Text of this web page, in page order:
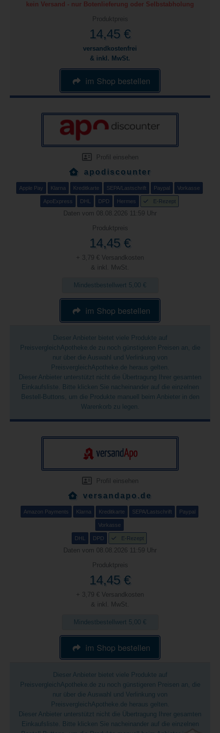
kein Versand - nur Botenlieferung oder Selbstabholung
Produktpreis
14,45 €
versandkostenfrei
& inkl. MwSt.
im Shop bestellen
Profil einsehen
apodiscounter
Apple Pay Klarna Kreditkarte SEPA/Lastschrift Paypal Vorkasse
ApoExpress DHL DPD Hermes E-Rezept
Daten vom 08.08.2026 11:59 Uhr
Produktpreis
14,45 €
+ 3,79 € Versandkosten
& inkl. MwSt.
Mindestbestellwert 5,00 €
im Shop bestellen
Dieser Anbieter bietet viele Produkte auf
PreisvergleichApotheke.de zu noch günstigeren Preisen an, die
nur über die Auswahl und Verlinkung von
PreisvergleichApotheke.de heraus gelten.
Dieser Anbieter unterstützt nicht die Übertragung Ihrer gesamten
Einkaufsliste. Bitte klicken Sie nacheinander auf die einzelnen
Bestell-Buttons, um die Produkte manuell beim Anbieter in den
Warenkorb zu legen.
Profil einsehen
versandapo.de
Amazon Payments Klarna Kreditkarte SEPA/Lastschrift Paypal
Vorkasse
DHL DPD E-Rezept
Daten vom 08.08.2026 11:59 Uhr
Produktpreis
14,45 €
+ 3,79 € Versandkosten
& inkl. MwSt.
Mindestbestellwert 5,00 €
im Shop bestellen
Dieser Anbieter bietet viele Produkte auf
PreisvergleichApotheke.de zu noch günstigeren Preisen an, die
nur über die Auswahl und Verlinkung von
PreisvergleichApotheke.de heraus gelten.
Dieser Anbieter unterstützt nicht die Übertragung Ihrer gesamten
Einkaufsliste. Bitte klicken Sie nacheinander auf die einzelnen